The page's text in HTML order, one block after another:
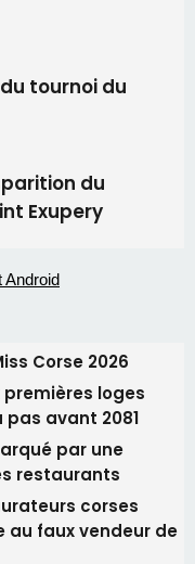
Corse 2026
avant 2081
par une
restaurants
faux vendeur de
de la médecine
et recevez par
et une sélection de